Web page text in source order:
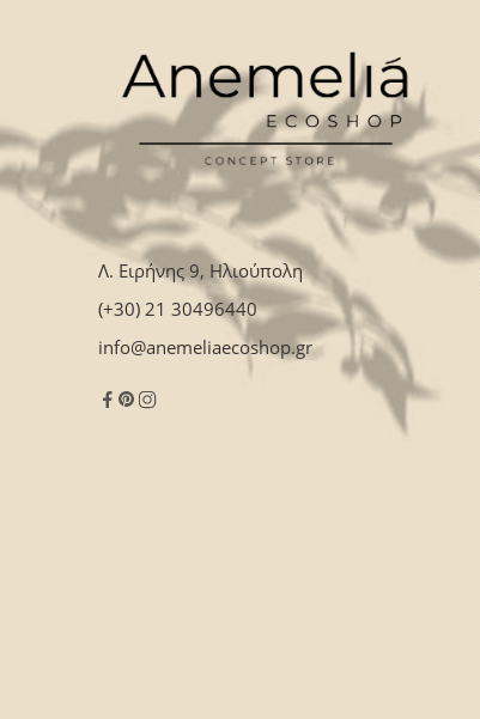
Λ. Ειρήνης 9, Ηλιούπολη
(+30) 21 30496440
info@anemeliaecoshop.gr